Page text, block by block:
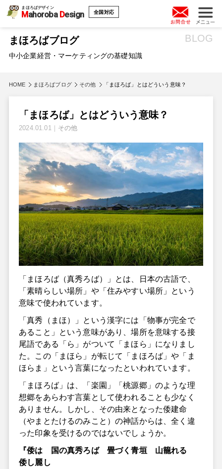
まほろばデザイン
Mahoroba Design 全国対応
まほろばブログ BLOG
中小企業経営・マーケティングの基礎知識
HOME まほろばブログ その他 「まほろば」とはどういう意味？
「まほろば」とはどういう意味？
2024.01.01 その他
「まほろば（真秀ろば）」とは、日本の古語で、
「素晴らしい場所」や「住みやすい場所」という
意味で使われています。
「真秀（まほ）」という漢字には「物事が完全で
あること」という意味があり、場所を意味する接
尾語である「ら」がついて「まほら」になりまし
た。この「まほら」が転じて「まほろば」や「ま
ほらま」という言葉になったといわれています。
「まほろば」は、「楽園」「桃源郷」のような理
想郷をあらわす言葉として使われることも少なく
ありません。しかし、その由来となった倭建命
（やまとたけるのみこと）の神話からは、全く違
った印象を受けるのではないでしょうか。
『倭は 国の真秀ろば 畳づく青垣 山籠れる
倭し麗し